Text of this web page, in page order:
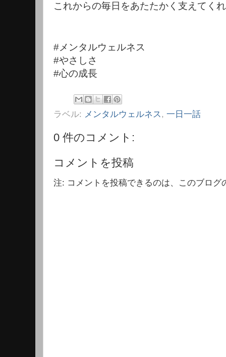
これからの毎日をあたたかく支えてく
#メンタルウェルネス
#やさしさ
#心の成長
ラベル: メンタルウェルネス, 一日一話
0 件のコメント:
コメントを投稿
注: コメントを投稿できるのは、このブログ